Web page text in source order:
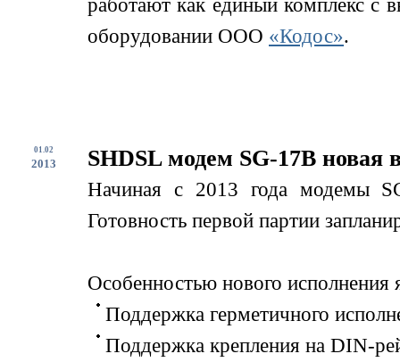
работают как единый комплекс с
оборудовании ООО «Кодос».
01.02
2013 SHDSL модем SG-17B
Начиная с 2013 года модемы
Готовность первой партии
Особенностью нового исполнения
Поддержка герметичного
Поддержка крепления на DIN-